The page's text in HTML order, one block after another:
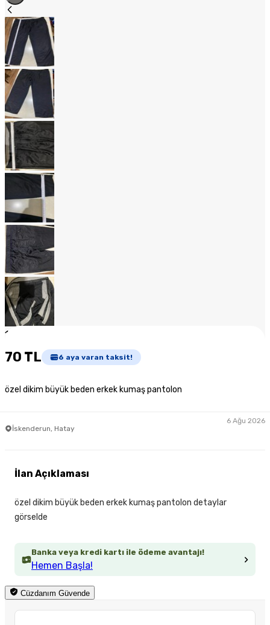
1
70 TL 6 aya varan taksit!
özel dikim büyük beden erkek kumaş pantolon
İskenderun, Hatay
6 Ağu 2026
Banka veya kredi kartı ile ödeme avantajı!
Hemen Başla!
Cüzdanım Güvende
İlan Açıklaması
özel dikim büyük beden erkek kumaş pantolon detaylar
görselde